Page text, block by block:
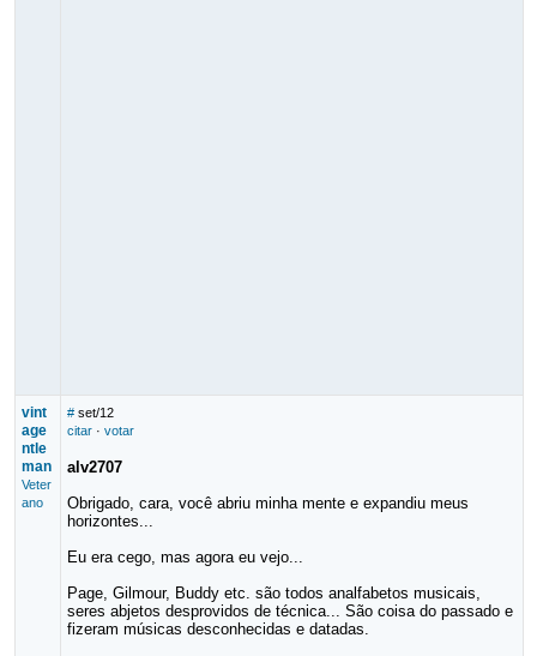
vint
age
ntle
man
Veter
ano
# set/12
citar· votar
alv2707
Obrigado, cara, você abriu minha mente e expandiu meus
horizontes...
Eu era cego, mas agora eu vejo...
Page, Gilmour, Buddy etc. são todos analfabetos musicais,
seres abjetos desprovidos de técnica... São coisa do passado e
fizeram músicas desconhecidas e datadas.